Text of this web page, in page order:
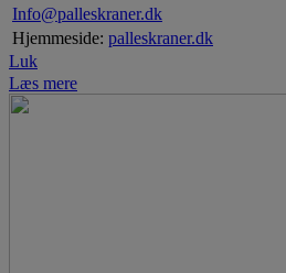
Info@palleskraner.dk
Hjemmeside: palleskraner.dk
Luk
Læs mere